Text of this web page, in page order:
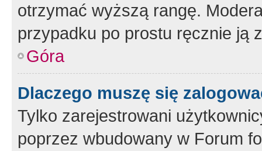
otrzymać wyższą rangę.
przypadku po prostu ręcznie ją
Góra
Dlaczego muszę się
Tylko zarejestrowani
poprzez wbudowany w Forum